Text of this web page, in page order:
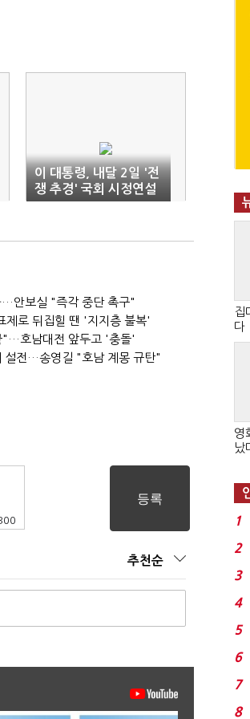
이 대통령, 내달 2일 '전
쟁 추경' 국회 시정연설
…안보실 "즉각 중단 촉구"
로 뒤집힐 땐 '지지층 불복'
"…호남대전 앞두고 '충돌'
설전…송영길 "호남 계몽 규탄"
추천순
집
다
영
났
1
2
3
4
5
6
7
8